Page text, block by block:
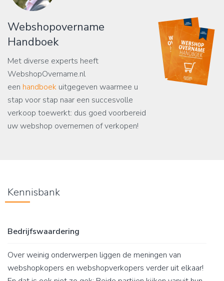
Webshopovername
Handboek
Met diverse experts heeft
WebshopOvername.nl
een handboek uitgegeven waarmee u
stap voor stap naar een succesvolle
verkoop toewerkt: dus goed voorbereid
uw webshop overnemen of verkopen!
Kennisbank
Bedrijfswaardering
Over weinig onderwerpen liggen de meningen van
webshopkopers en webshopverkopers verder uit elkaar!